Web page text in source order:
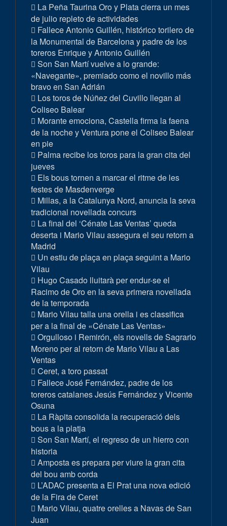
La Peña Taurina Oro y Plata cierra un mes
de julio repleto de actividades
Fallece Antonio Guillén, histórico torilero de
la Monumental de Barcelona y padre de los
toreros Enrique y Antonio Guillén
Son San Martí vuelve a lo grande:
«Navegante», premiado como el novillo más
bravo en San Adrián
Los toros de Núñez del Cuvillo llegan al
Coliseo Balear
Morante emociona, Castella firma la faena
de la noche y Ventura pone el Coliseo Balear
en pie
Palma recibe los toros para la gran cita del
jueves
Els bous tornen a marcar el ritme de les
festes de Masdenverge
Millas, a la Catalunya Nord, anuncia la seva
tradicional novellada concurs
La final del ‘Cénate Las Ventas’ queda
deserta i Mario Vilau assegura el seu retorn a
Madrid
Un estiu de plaça en plaça seguint a Mario
Vilau
Hugo Casado lluitarà per endur-se el
Racimo de Oro en la seva primera novellada
de la temporada
Mario Vilau talla una orella i es classifica
per a la final de «Cénate Las Ventas»
Orgulloso i Remirón, els novells de Sagrario
Moreno per al retorn de Mario Vilau a Las
Ventas
Ceret, a toro passat
Fallece José Fernández, padre de los
toreros catalanes Jesús Fernández y Vicente
Osuna
La Ràpita consolida la recuperació dels
bous a la platja
Son San Martí, el regreso de un hierro con
historia
Amposta es prepara per viure la gran cita
del bou amb corda
L’ADAC presenta a El Prat una nova edició
de la Fira de Ceret
Mario Vilau, quatre orelles a Navas de San
Juan